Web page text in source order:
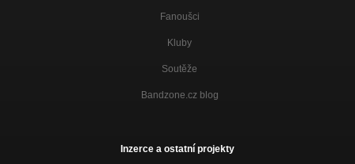
Fanoušci
Kluby
Soutěže
Bandzone.cz blog
Inzerce a ostatní projekty